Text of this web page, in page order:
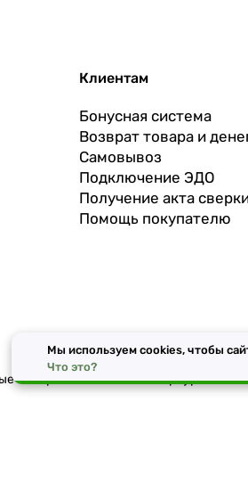
Клиентам
Бонусная система
Возврат товара и
Самовывоз
Подключение ЭДО
Получение акта
Помощь покупателю
материалы в Санкт-Петербурге
Мы используем cookies, чтобы
Что это?